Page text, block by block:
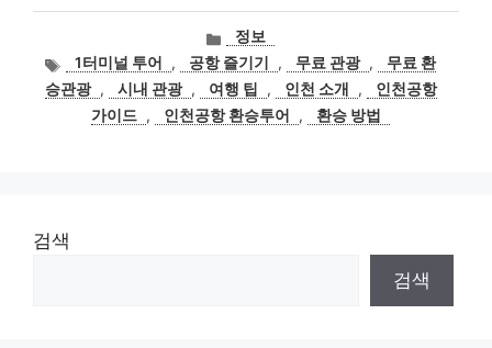
카
테
고
리
정보
태
그
1터미널 투어 , 공항 즐기기 , 무료 관광 ,
무료 환
승관광 , 시내 관광 , 여행 팁 , 인천 소개 ,
인천공항
가이드 , 인천공항 환승투어 , 환승 방법
검색
검색